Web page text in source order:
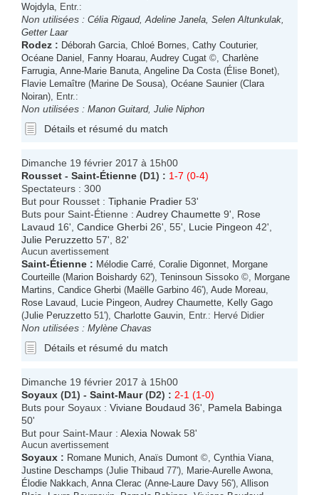
Wojdyla , Entr.:
Non utilisées : Célia Rigaud, Adeline Janela Selen Altunkulak
Getter Laar
Rodez : Déborah Garcia Chloé Bornes Cathy Couturier,
Océane Daniel
Fanny Hoarau Audrey Cugat ©, Charlène
Farrugia Anne-Marie Banuta Angeline Da Costa (Élise Bonet),
Flavie Lemaître (Marine De Sousa), Océane Saunier (Clara
Noiran), Entr.:
Non utilisées : Manon Guitard, Julie Niphon
Détails et résumé du match
Dimanche 19 février 2017 à 15h00
Rousset - Saint-Étienne (D1) : 1-7 (0-4)
Spectateurs : 300
But pour Rousset : Tiphanie Pradier 53'
Buts pour Saint-Étienne : Audrey Chaumette 9', Rose
Lavaud 16', Candice Gherbi 26', 55', Lucie Pingeon 42',
Julie Peruzzetto 57', 82'
Aucun avertissement
Saint-Étienne : Mélodie Carré Coralie Digonnet
Morgane
Courteille (Marion Boishardy 62'), Teninsoun Sissoko ©,
Morgane
Martins Candice Gherbi (Maëlle Garbino 46'), Aude Moreau
Rose Lavaud
Lucie Pingeon Audrey Chaumette
Kelly Gago
(Julie Peruzzetto 51'), Charlotte Gauvin , Entr.: Hervé Didier
Non utilisées : Mylène Chavas
Détails et résumé du match
Dimanche 19 février 2017 à 15h00
Soyaux (D1) - Saint-Maur(D2) : 2-1 (1-0)
Buts pour Soyaux : Viviane Boudaud 36', Pamela Babinga
50'
But pour Saint-Maur : Alexia Nowak 58'
Aucun avertissement
Soyaux : Romane Munich Anaïs Dumont ©, Cynthia Viana
Justine Deschamps (Julie Thibaud 77'), Marie-Aurelle Awona
Élodie Nakkach Anna Clerac (Anne-Laure Davy 56'), Allison